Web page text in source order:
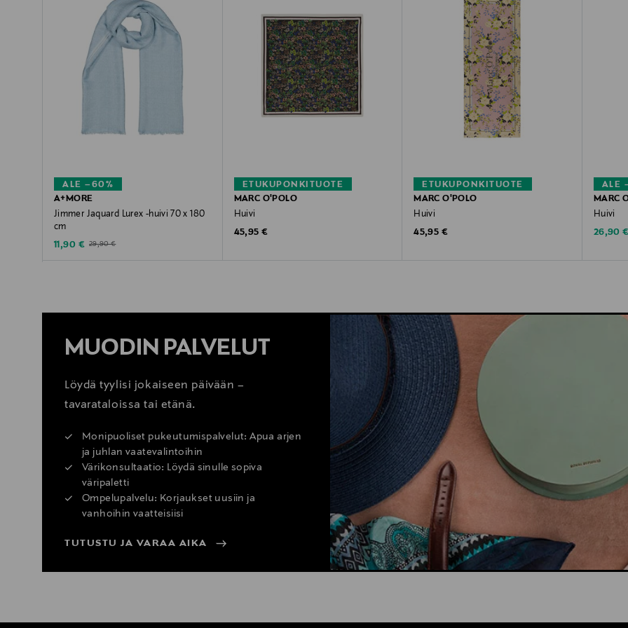
ALE –60%
A+MORE
Jimmer Jaquard Lurex -huivi 70 x 180
cm
Discounted Price
11,90 € Original Price
29,90 €
ETUKUPONKITUOTE
MARC O'POLO
Huivi
Original Price
45,95 €
ETUKUPONKITUOTE
MARC O'POLO
Huivi
Original Price
45,95 €
ALE
MARC
Huivi
26,90 €
MUODIN PALVELUT
Löydä tyylisi jokaiseen päivään –
tavarataloissa tai etänä.
Monipuoliset pukeutumispalvelut: Apua arjen
ja juhlan vaatevalintoihin
Värikonsultaatio: Löydä sinulle sopiva
väripaletti
Ompelupalvelu: Korjaukset uusiin ja
vanhoihin vaatteisiisi
TUTUSTU JA VARAA AIKA